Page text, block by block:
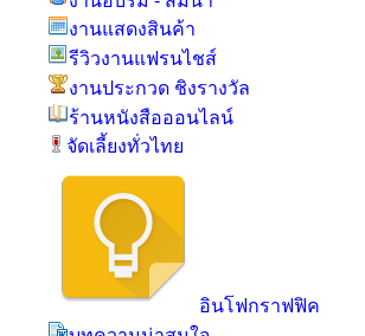
งานแสดงสินค้า
รีวิวงานแฟรนไชส์
งานประกวด ชิงรางวัล
ร้านหนังสือออนไลน์
จัดเลี้ยงทั่วไทย
อินโฟกราฟฟิค